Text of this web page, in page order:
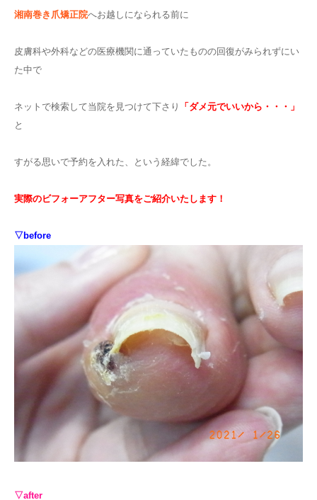
湘南巻き爪矯正院へお越しになられる前に
皮膚科や外科などの医療機関に通っていたものの回復がみられずにい
た中で
ネットで検索して当院を見つけて下さり
「ダメ元でいいから・・・」
と
すがる思いで予約を入れた、という経緯でした。
実際のビフォーアフター写真をご紹介いたします！
▽before
▽after